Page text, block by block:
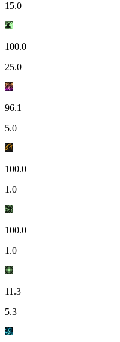
15.0
100.0
25.0
96.1
5.0
100.0
1.0
100.0
1.0
11.3
5.3